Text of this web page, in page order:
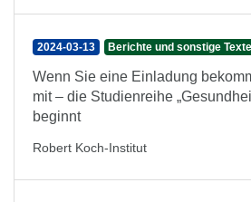
2024-03-13 Berichte und sonstige Texte
Wenn Sie eine Einladung
mit – die Studienreihe
beginnt
Robert Koch-Institut